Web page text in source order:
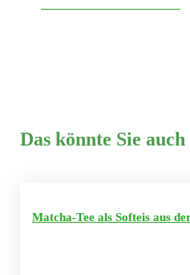
Das könnte Sie
Matcha-Tee als Softeis aus